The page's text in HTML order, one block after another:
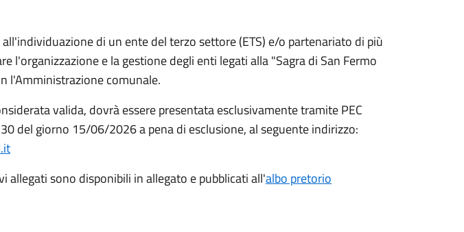
di un ente del terzo settore (ETS) e/o partenariato di più
l'organizzazione e la gestione degli enti legati alla "Sagra di San Fermo
l'Amministrazione comunale.
valida, dovrà essere presentata esclusivamente tramite PEC
del giorno 15/06/2026 a pena di esclusione, al seguente indirizzo:
allegati sono disponibili in allegato e pubblicati all'albo pretorio